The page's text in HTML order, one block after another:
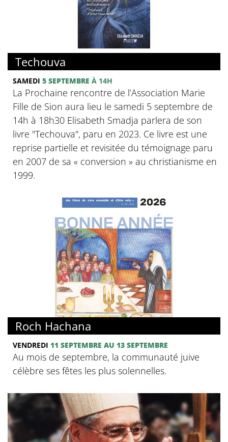
Techouva
SAMEDI 5 SEPTEMBRE À 14H
La Prochaine rencontre de l’Association Marie
Fille de Sion aura lieu le samedi 5 septembre de
14h à 18h30 Elisabeth Smadja parlera de son
livre "Techouva", paru en 2023. Ce livre est une
reprise partielle et revisitée du témoignage paru
en 2007 de sa « conversion » au christianisme en
1999.
Roch Hachana
VENDREDI 11 SEPTEMBRE AU 13 SEPTEMBRE
Au mois de septembre, la communauté juive
célèbre ses fêtes les plus solennelles.